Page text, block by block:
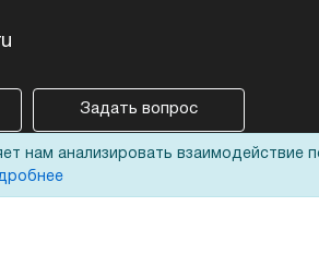
Задать вопрос
нам анализировать